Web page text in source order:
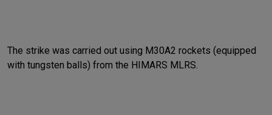
The strike was carried out using M30A2 rockets (equipped
with tungsten balls) from the HIMARS MLRS.